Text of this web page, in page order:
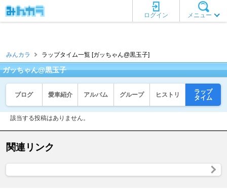
メニュー
ログイン
みんカラ ラップタイム一覧 [ガッちゃん@黒玉子]
ガッちゃん@黒玉子
ブログ 愛車紹介 アルバム グループ ヒストリ
ラップ
タイム
該当する投稿はありません。
関連リンク